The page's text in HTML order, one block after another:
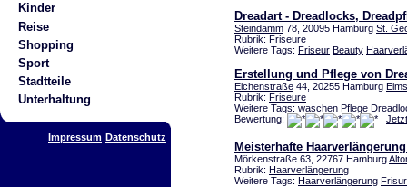
Kinder
Reise
Shopping
Sport
Stadtteile
Unterhaltung
Impressum Datenschutz
Dreadart - Dreadlocks,
Steindamm 78, 20095 Hamburg St.
Rubrik: Friseure
Weitere Tags: Friseur Beauty
Erstellung und Pflege von
Eichenstraße 44, 20255 Hamburg
Rubrik: Friseure
Weitere Tags: waschen Pflege
Bewertung:
Meisterhafte
Mörkenstraße 63, 22767 Hamburg
Rubrik: Haarverlängerung
Weitere Tags: Haarverlängerung Frisur